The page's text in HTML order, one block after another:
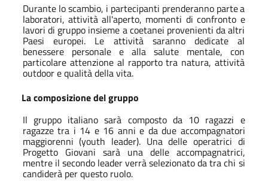
Durante lo scambio, i partecipanti prenderanno partea
laboratori, attività all'aperto, momenti di confronto e
lavori di gruppo insieme a coetanei provenienti da altri
Paesi europei. Le attività saranno dedicate al
benessere personale e alla salute mentale, con
particolare attenzione al rapporto tra natura, attività
outdoor e qualità della vita.
La composizione del gruppo
Il gruppo italiano sarà composto da 10 ragazzi e
ragazze tra i 14 e 16 anni e da due accompagnatori
maggiorenni (youth leader). Una delle operatrici di
Progetto Giovani sarà una delle accompagnatrici,
mentre il secondo leader verrà selezionato da tra chi si
candiderà per questo ruolo.